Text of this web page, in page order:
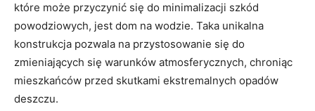
które ⁢może przyczynić⁢ się do minimalizacji szkód
⁢powodziowych,‌ jest dom‍ na wodzie. Taka unikalna
‌konstrukcja pozwala na przystosowanie się do‌
zmieniających się warunków atmosferycznych, chroniąc⁤
mieszkańców przed skutkami ekstremalnych opadów
‍deszczu.